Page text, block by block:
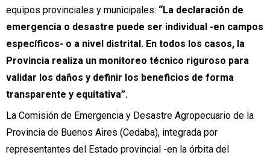
equipos provinciales y municipales: “La declaración de
emergencia o desastre puede ser individual -en campos
específicos- o a nivel distrital. En todos los casos, la
Provincia realiza un monitoreo técnico riguroso para
validar los daños y definir los beneficios de forma
transparente y equitativa”.
La Comisión de Emergencia y Desastre Agropecuario de la
Provincia de Buenos Aires (Cedaba), integrada por
representantes del Estado provincial -en la órbita del